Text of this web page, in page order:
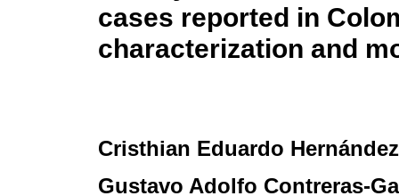
cases reported in
characterization and
Cristhian Eduardo
Gustavo Adolfo Contreras-